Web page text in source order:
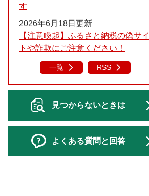
す
2026年6月18日更新
【注意喚起】ふるさと納税の偽サイ
トや詐欺にご注意ください！
一覧 RSS
見つからないときは
よくある質問と回答